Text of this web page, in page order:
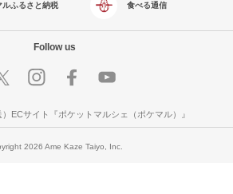
ルふるさと納税 食べる通信
Follow us
ECサイト『ポケットマルシェ（ポケマル）』
2026 Ame Kaze Taiyo, Inc.